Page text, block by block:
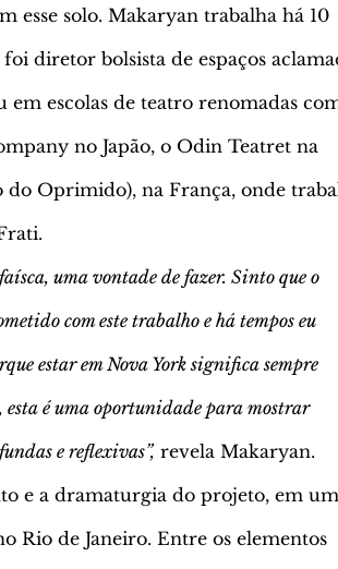
esse solo. Makaryan trabalha há 10
diretor bolsista de espaços
escolas de teatro renomadas
no Japão, o Odin Teatret na
Oprimido), na França, onde
uma vontade de fazer. Sinto que o
com este trabalho e há tempos eu
estar em Nova York significa sempre
é uma oportunidade para mostrar
e reflexivas”, revela Makaryan.
e a dramaturgia do projeto, em um
Rio de Janeiro. Entre os elementos